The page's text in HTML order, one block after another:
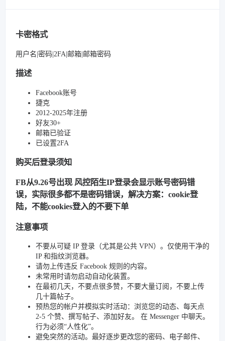
卡密格式
用户名|密码|2FA|邮箱|邮箱密码
描述
Facebook账号
捷克
2012-2025年注册
好友30+
邮箱已验证
已设置2FA
购买后登录须知
FB从9.26号出现 风控陌生IP登录会显示账号密码错
误，实际很多都不是密码错误，解决方案：cookie登
陆，不能cookies登入的不要下单
注意事项
不要从可疑 IP 登录（尤其是公共 VPN）。仅使用干净的
IP 和指纹浏览器。
请勿上传违反 Facebook 规则的内容。
未常用时请勿启动自动化装置。
在最初几天，不要点很多赞，不要大量订阅，不要上传
几十篇帖子。
预热您的帐户并模拟实时活动：浏览您的动态、每天点
2-5 个赞、撰写帖子、添加好友。 在 Messenger 中聊天。
行为必须“人性化”。
避免突然的活动。最好逐步更改您的密码、电子邮件、